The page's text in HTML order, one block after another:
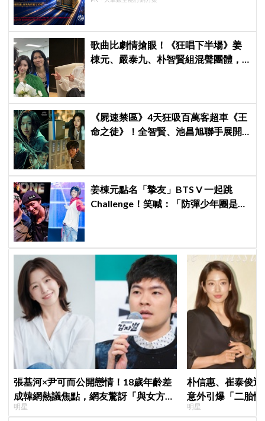
歌曲比劇情搶眼！《狂唱下半場》姜
棟元、嚴泰九、朴智賢組混聲團體，
《屍速禁區》4天狂吸百萬客超車《王
命之徒》！全智賢、池昌旭聯手展開
姜棟元點名「摯友」BTS V 一起跳
Challenge！笑喊：「防彈少年團是國
張基河×尹可而公開戀情！18歲年齡差
成韓網熱議焦點，網友驚訝「與女方媽
媽僅差5歲」
明星
朴信惠、崔泰俊
意外引爆「二胎
明星